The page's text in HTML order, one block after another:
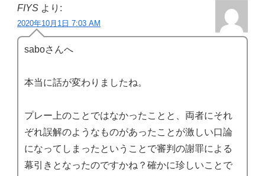
FIYS より:
2020年10月1日 7:03 AM
saboさんへ
本当に話が変わりましたね。
プレー上のことではなかったことと、両者にそれ
ぞれ誤解のようなものがあったことが激しい口論
になってしまったということで審判の謝罪による
幕引きとなったのですかね？確かに珍しいことで